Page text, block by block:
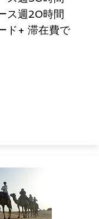
ス週20時間
ド+ 滞在費で